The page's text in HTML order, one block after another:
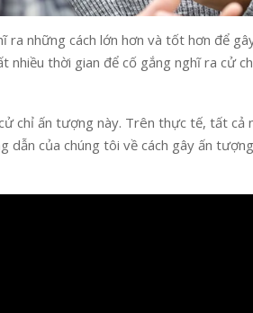
những cách lớn hơn và tốt hơn để
nhiều thời gian để cố gắng nghĩ ra cử
chỉ ấn tượng này. Trên thực tế, tất cả
dẫn của chúng tôi về cách gây ấn